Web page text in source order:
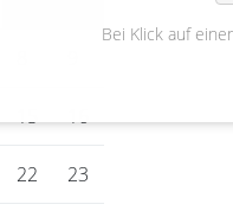
15 16
22 23
Bei Klick auf